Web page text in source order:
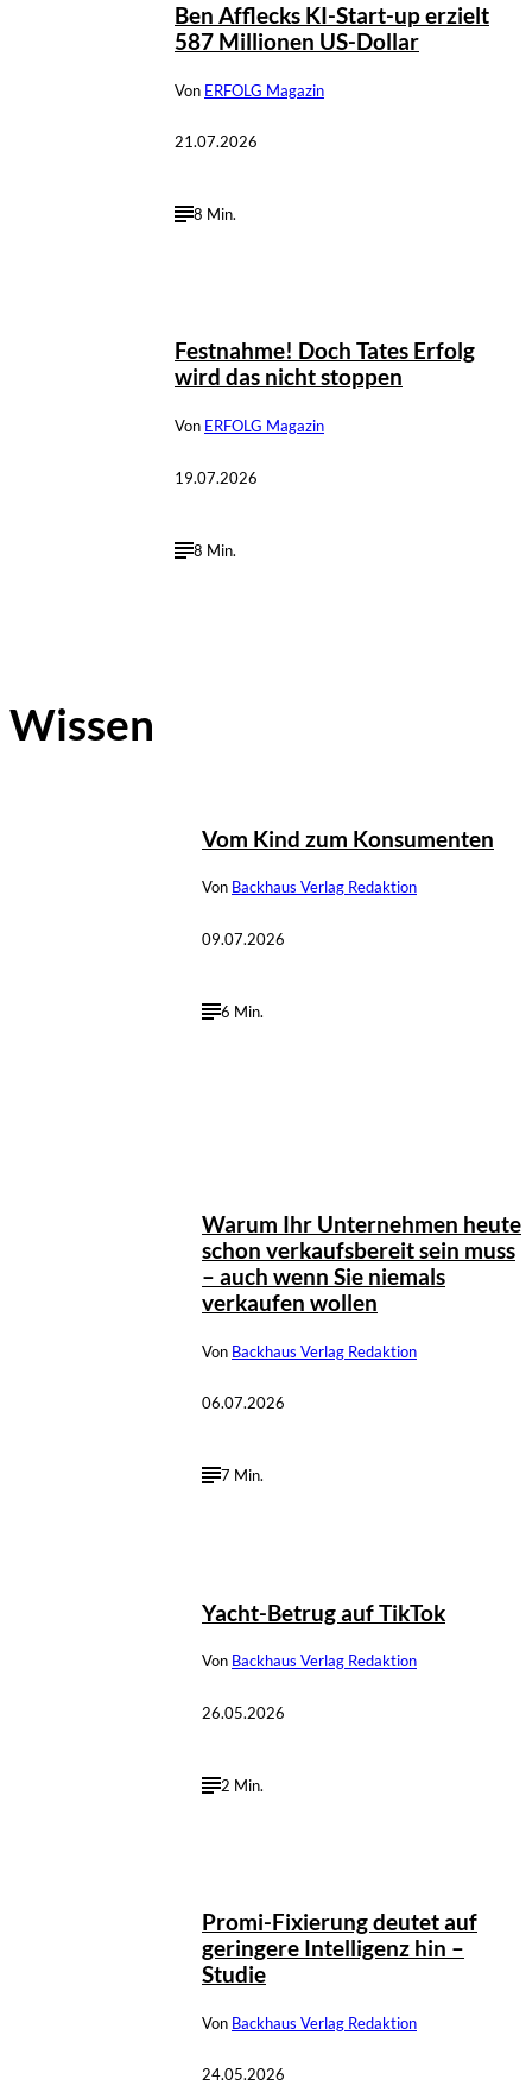
Ben Afflecks KI-Start-up erzielt
587 Millionen US-Dollar
Von ERFOLG Magazin
21.07.2026
8 Min.
Festnahme! Doch Tates Erfolg
wird das nicht stoppen
Von ERFOLG Magazin
19.07.2026
8 Min.
Wissen
Vom Kind zum Konsumenten
Von Backhaus Verlag Redaktion
09.07.2026
6 Min.
Warum Ihr Unternehmen heute
schon verkaufsbereit sein muss
– auch wenn Sie niemals
verkaufen wollen
Von Backhaus Verlag Redaktion
06.07.2026
7 Min.
Yacht-Betrug auf TikTok
Von Backhaus Verlag Redaktion
26.05.2026
2 Min.
Promi-Fixierung deutet auf
geringere Intelligenz hin –
Studie
Von Backhaus Verlag Redaktion
24.05.2026